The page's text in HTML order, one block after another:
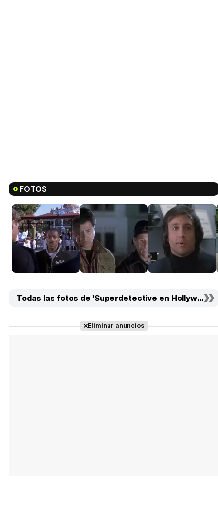
FOTOS
Todas las fotos de 'Superdetective en Hollywood
Eliminar anuncios